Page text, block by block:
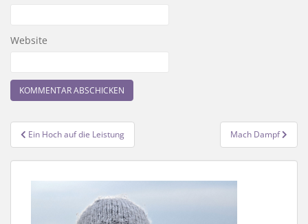
Website
Beitragsnavigation
Ein Hoch auf die Leistung Mach Dampf